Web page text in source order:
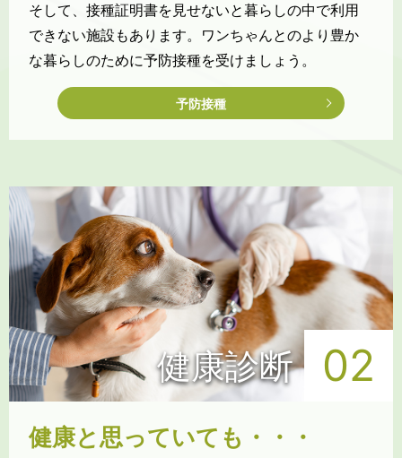
そして、接種証明書を見せないと暮らしの中で利用
できない施設もあります。ワンちゃんとのより豊か
な暮らしのために予防接種を受けましょう。
予防接種
健康診断 02
健康と思っていても・・・